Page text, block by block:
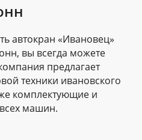
автокран «Ивановец»
вы всегда можете
предлагает
техники ивановского
комплектующие и
машин.